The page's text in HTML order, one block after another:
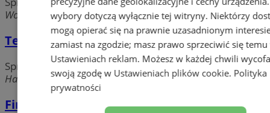
Wolności, 41-500 Chorzów
Tennis Shop
Sprzęt sportowy, rowery, narty
Harcerska, 41-500 Chorzów
Firma TWOMARK
wybory dotyczą wyłącznie tej witryny. Niektórzy
mogą opierać się na prawnie uzasadnionym
zamiast na zgodzie; masz prawo sprzeciwić się temu
Ustawieniach reklam. Możesz w każdej chwili
swoją zgodę w Ustawieniach plików cookie. Polityka
prywatności